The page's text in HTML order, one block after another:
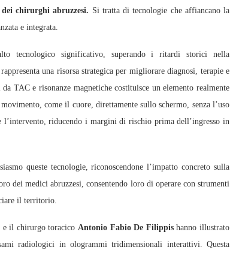
chirurghi abruzzesi. Si tratta di tecnologie che affiancano la
e integrata.
tecnologico significativo, superando i ritardi storici nella
una risorsa strategica per migliorare diagnosi, terapie e
TAC e risonanze magnetiche costituisce un elemento realmente
come il cuore, direttamente sullo schermo, senza l’uso
riducendo i margini di rischio prima dell’ingresso in
queste tecnologie, riconoscendone l’impatto concreto sulla
dei medici abruzzesi, consentendo loro di operare con strumenti
il territorio.
e il chirurgo toracico Antonio Fabio De Filippishanno illustrato
radiologici in ologrammi tridimensionali interattivi. Questa